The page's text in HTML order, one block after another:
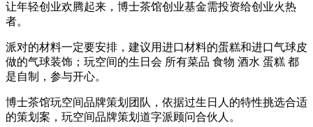
让年轻创业欢腾起来，博士茶馆创业基金需投资给创业火热
者。
派对的材料一定要安排，建议用进口材料的蛋糕和进口气球皮
做的气球装饰；玩空间的生日会 所有菜品 食物 酒水 蛋糕 都
是自制，参与开心。
博士茶馆玩空间品牌策划团队，依据过生日人的特性挑选合适
的策划案，玩空间品牌策划道字派顾问合伙人。